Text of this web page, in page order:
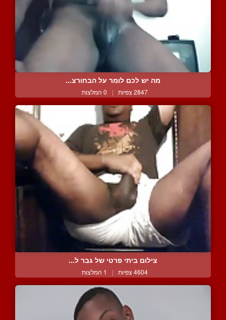
מה יש לכם לומר על הבחורצ...
2847 צפיות | 0 המלצות
צילום ביתי פרטי של גבר ל...
4604 צפיות | 1 המלצות